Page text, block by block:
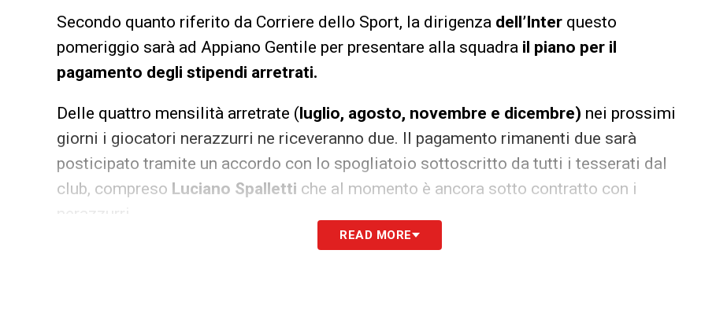
Secondo quanto riferito da Corriere dello Sport, la dirigenza dell’Inter questo
pomeriggio sarà ad Appiano Gentile per presentare alla squadra il piano per il
pagamento degli stipendi arretrati.
Delle quattro mensilità arretrate (luglio, agosto, novembre e dicembre) nei prossimi
giorni i giocatori nerazzurri ne riceveranno due. Il pagamento rimanenti due sarà
posticipato tramite un accordo con lo spogliatoio sottoscritto da tutti i tesserati dal
club, compreso Luciano Spalletti che al momento è ancora sotto contratto con i
READ MORE